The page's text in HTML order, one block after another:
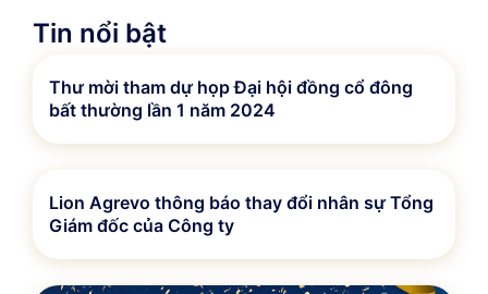
Tin nổi bật
Thư mời tham dự họp Đại hội đồng cổ đông
bất thường lần 1 năm 2024
Lion Agrevo thông báo thay đổi nhân sự Tổng
Giám đốc của Công ty